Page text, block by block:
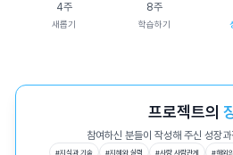
4주
새롭기
8주
학습하기
프로젝트의
참여하신 분들이 작성해 주신 성장
#지식과 기술 #지혜와 실력 #사랑 사람관계 #해외